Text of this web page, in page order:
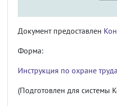
Документ предоставлен
Форма:
Инструкция по охране
(Подготовлен для системы